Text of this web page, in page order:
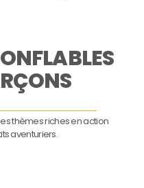
thèmes riches en action
aventuriers.